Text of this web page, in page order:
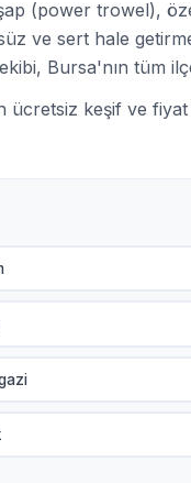
(power trowel),
ve sert hale
Bursa'nın tüm
ücretsiz keşif ve